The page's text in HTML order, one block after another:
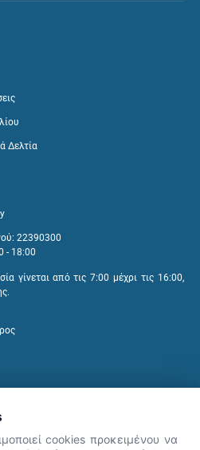
Δελτία
22390300
- 18:00
γίνεται από τις 7:00 μέχρι τις 16:00,
cookies προκειμένου να